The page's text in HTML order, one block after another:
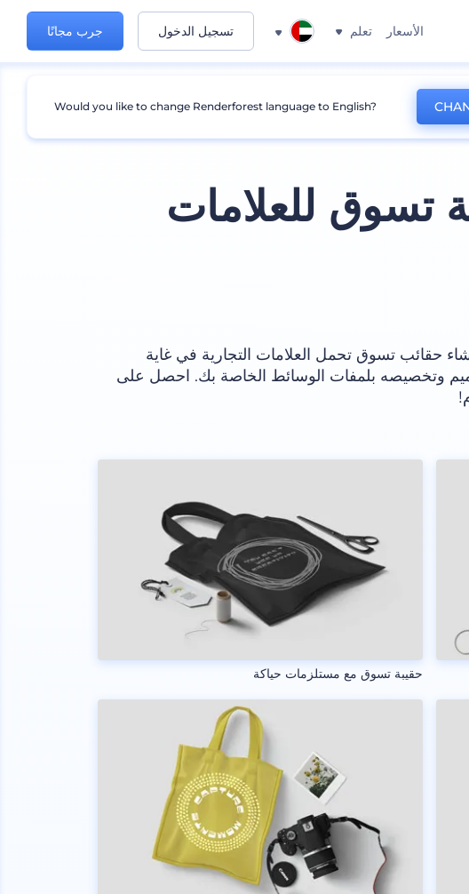
الأسعار تعلم تسجيل الدخول جرب مجانًا
تسوق للعلامات
حقائب تسوق تحمل العلامات التجارية في غاية
وتخصيصه بلمفات الوسائط الخاصة بك. احصل على
حقيبة تسوق مع مستلزمات حياكة
Would you like to change Renderforest language to English?